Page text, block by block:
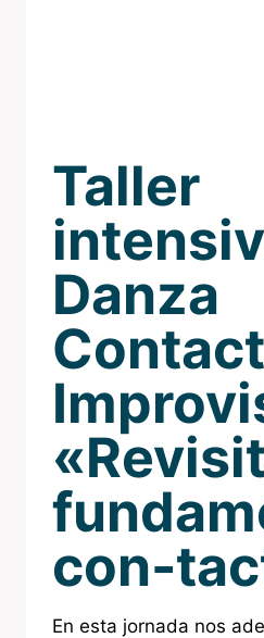
Taller
Danza
Contact
con-
En esta jornada nos